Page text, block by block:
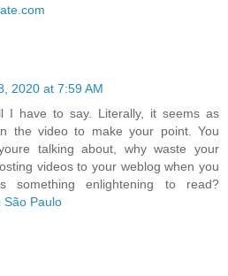
2020 at 7:59 AM
I have to say. Literally, it seems as
the video to make your point. You
talking about, why waste your
videos to your weblog when you
something enlightening to read?
São Paulo